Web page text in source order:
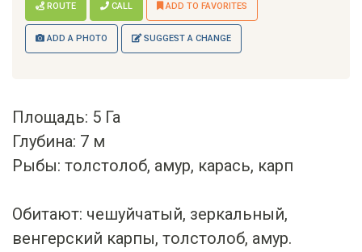
ROUTE CALL ADD TO FAVORITES
ADD A PHOTO SUGGEST A CHANGE
Площадь: 5 Га
Глубина: 7 м
Рыбы: толстолоб, амур, карась, карп
Обитают: чешуйчатый, зеркальный,
венгерский карпы, толстолоб, амур.